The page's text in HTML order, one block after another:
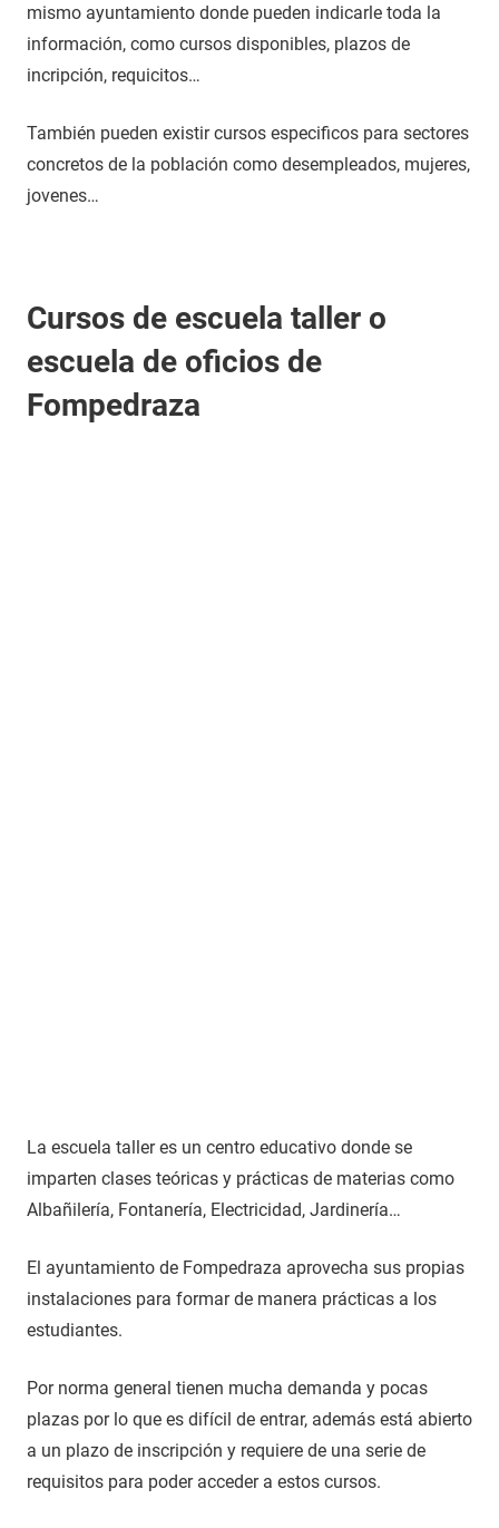
mismo ayuntamiento donde pueden indicarle toda la
información, como cursos disponibles, plazos de
incripción, requicitos…
También pueden existir cursos especificos para sectores
concretos de la población como desempleados, mujeres,
jovenes…
Cursos de escuela taller o
escuela de oficios de
Fompedraza
La escuela taller es un centro educativo donde se
imparten clases teóricas y prácticas de materias como
Albañilería, Fontanería, Electricidad, Jardinería…
El ayuntamiento de Fompedraza aprovecha sus propias
instalaciones para formar de manera prácticas a los
estudiantes.
Por norma general tienen mucha demanda y pocas
plazas por lo que es difícil de entrar, además está abierto
a un plazo de inscripción y requiere de una serie de
requisitos para poder acceder a estos cursos.